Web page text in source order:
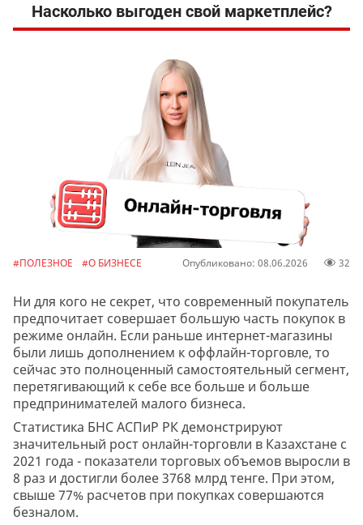
Насколько выгоден свой маркетплейс?
#ПОЛЕЗНОЕ #О БИЗНЕСЕ Опубликовано: 08.06.2026 32
Ни для кого не секрет, что современный покупатель
предпочитает совершает большую часть покупок в
режиме онлайн. Если раньше интернет-магазины
были лишь дополнением к оффлайн-торговле, то
сейчас это полноценный самостоятельный сегмент,
перетягивающий к себе все больше и больше
предпринимателей малого бизнеса.
Статистика БНС АСПиР РК демонстрируют
значительный рост онлайн-торговли в Казахстане с
2021 года - показатели торговых объемов выросли в
8 раз и достигли более 3768 млрд тенге. При этом,
свыше 77% расчетов при покупках совершаются
безналом.